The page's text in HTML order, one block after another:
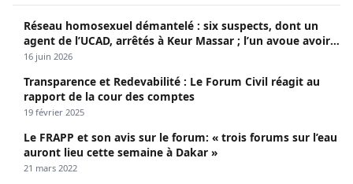
Réseau homosexuel démantelé : six suspects, dont un
agent de l’UCAD, arrêtés à Keur Massar ; l’un avoue avoir
propagé le VIH depuis 2018
16 juin 2026
Transparence et Redevabilité : Le Forum Civil réagit au
rapport de la cour des comptes
19 février 2025
Le FRAPP et son avis sur le forum: « trois forums sur l’eau
auront lieu cette semaine à Dakar »
21 mars 2022